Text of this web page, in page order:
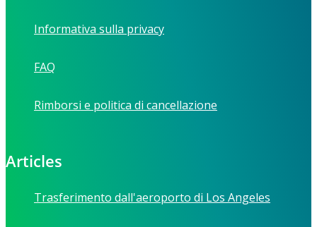
Informativa sulla privacy
FAQ
Rimborsi e politica di cancellazione
Articles
Trasferimento dall'aeroporto di Los Angeles